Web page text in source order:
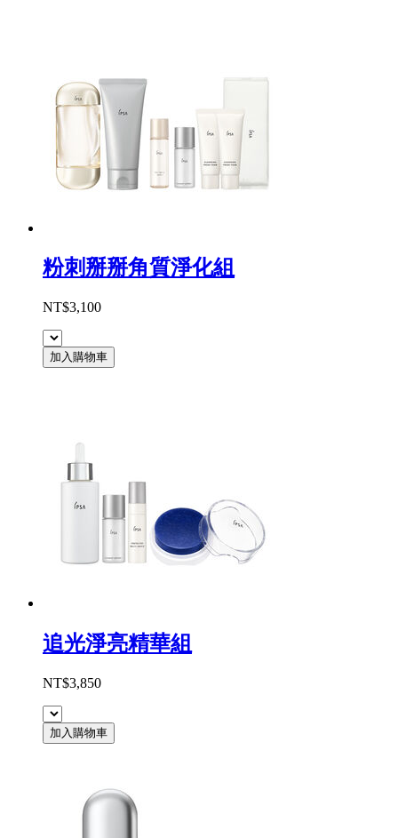
粉刺掰掰角質淨化組
NT$3,100
加入購物車
追光淨亮精華組
NT$3,850
加入購物車